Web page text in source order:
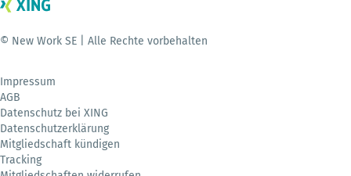
© New Work SE | Alle Rechte vorbehalten
Impressum
AGB
Datenschutz bei XING
Datenschutzerklärung
Mitgliedschaft kündigen
Tracking